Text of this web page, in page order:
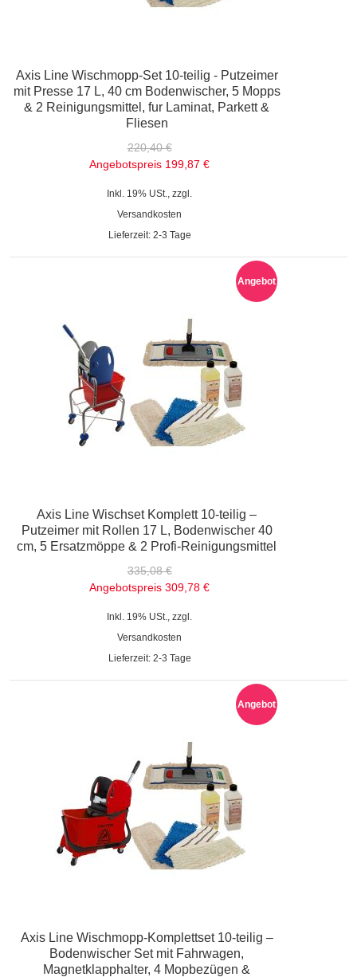
Axis Line Wischmopp-Set 10-teilig - Putzeimer
mit Presse 17 L, 40 cm Bodenwischer, 5 Mopps
& 2 Reinigungsmittel, fur Laminat, Parkett &
Fliesen
220,40 €
Angebotspreis 199,87 €
Inkl. 19% USt., zzgl.
Versandkosten
Lieferzeit: 2-3 Tage
Angebot
Axis Line Wischset Komplett 10-teilig –
Putzeimer mit Rollen 17 L, Bodenwischer 40
cm, 5 Ersatzmöppe & 2 Profi-Reinigungsmittel
335,08 €
Angebotspreis 309,78 €
Inkl. 19% USt., zzgl.
Versandkosten
Lieferzeit: 2-3 Tage
Angebot
Axis Line Wischmopp-Komplettset 10-teilig –
Bodenwischer Set mit Fahrwagen,
Magnetklapphalter, 4 Mopbezügen &